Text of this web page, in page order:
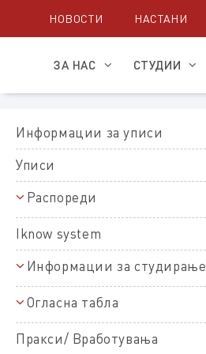
НОВОСТИ НАСТАНИ
ЗА НАС СТУДИИ
Информации за уписи
Уписи
Распореди
Распореди на полагање
Распореди на настава
Прв циклус
Втор циклус
Iknow system
Информации за студирање
Полагања и оценување
Оценување и полагање на прв
Оценување и полагање на втор
За ЕКТС
Магистарски трудови
Огласна табла
Правни студии
Правни студии прв циклус
Пракси/ Вработувања